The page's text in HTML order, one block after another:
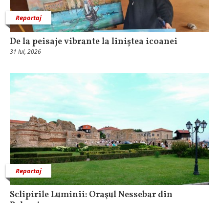
Reportaj
De la peisaje vibrante la liniștea icoanei
31 Iul, 2026
Reportaj
Sclipirile Luminii: Oraşul Nessebar din